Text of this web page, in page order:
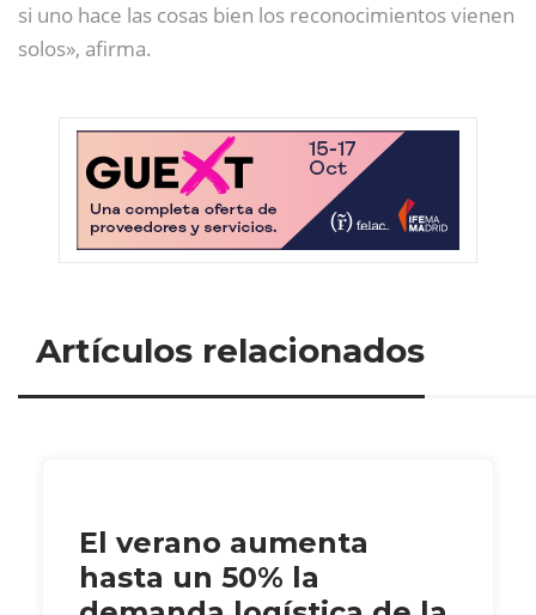
si uno hace las cosas bien los reconocimientos vienen
solos», afirma.
Artículos relacionados
El verano aumenta
hasta un 50% la